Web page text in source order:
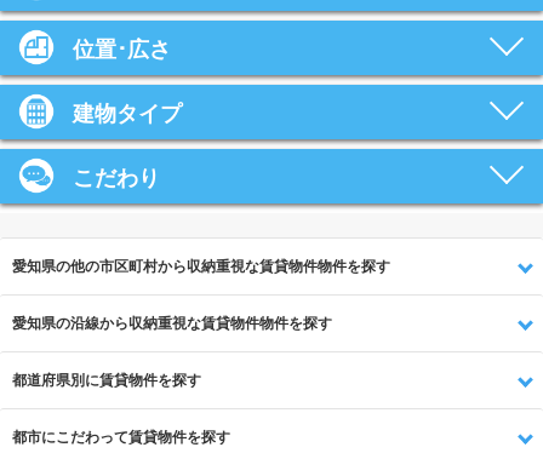
位置･広さ
建物タイプ
こだわり
愛知県の他の市区町村から収納重視な賃貸物件物件を探す
愛知県の沿線から収納重視な賃貸物件物件を探す
都道府県別に賃貸物件を探す
都市にこだわって賃貸物件を探す